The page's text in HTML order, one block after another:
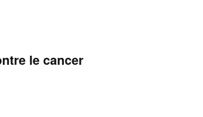
le cancer